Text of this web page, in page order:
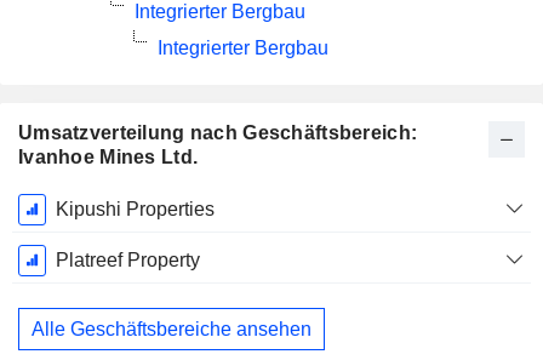
Umsatzverteilung nach Geschäftsbereich:
Ivanhoe Mines Ltd.
Ende d.
Geschäftsjahres:
Dezember
Kipushi Properties
Platreef Property
Alle Geschäftsbereiche ansehen
Integrierter Bergbau
Integrierter Bergbau